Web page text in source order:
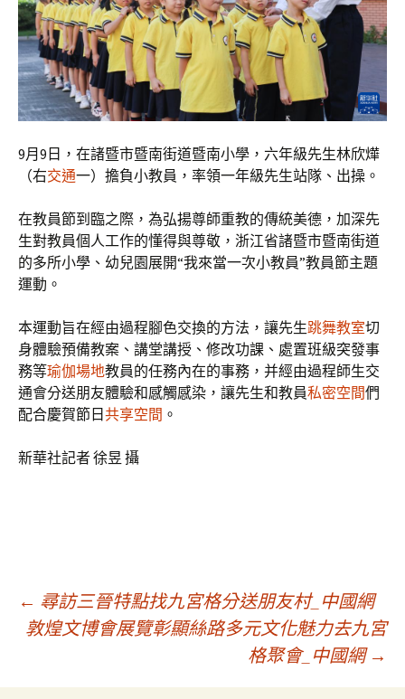
9月9日，在諸暨市暨南街道暨南小學，六年級先生林欣燁
（右交通一）擔負小教員，率領一年級先生站隊、出操。
在教員節到臨之際，為弘揚尊師重教的傳統美德，加深先
生對教員個人工作的懂得與尊敬，浙江省諸暨市暨南街道
的多所小學、幼兒園展開“我來當一次小教員”教員節主題
運動。
本運動旨在經由過程腳色交換的方法，讓先生跳舞教室切
身體驗預備教案、講堂講授、修改功課、處置班級突發事
務等瑜伽場地教員的任務內在的事務，并經由過程師生交
通會分送朋友體驗和感觸感染，讓先生和教員私密空間們
配合慶賀節日共享空間 。
新華社記者 徐昱 攝
文
← 尋訪三晉特點找九宮格分送朋友村_中國網
敦煌文博會展覽彰顯絲路多元文化魅力去九宮
格聚會_中國網 →